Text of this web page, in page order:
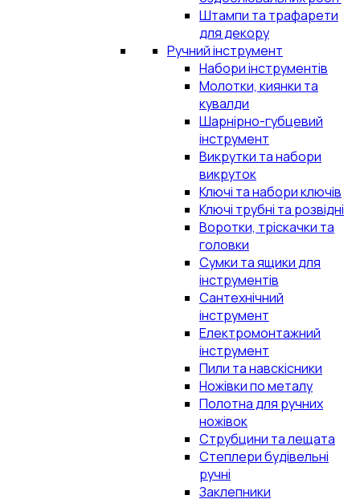
Штампи та трафарети
для декору
Ручний інструмент
Набори інструментів
Молотки, киянки та
кувалди
Шарнірно-губцевий
інструмент
Викрутки та набори
викруток
Ключі та набори ключів
Ключі трубні та розвідні
Воротки, тріскачки та
головки
Сумки та ящики для
інструментів
Сантехнічний
інструмент
Електромонтажний
інструмент
Пили та навскісники
Ножівки по металу
Полотна для ручних
ножівок
Струбцини та лещата
Степлери будівельні
ручні
Заклепники